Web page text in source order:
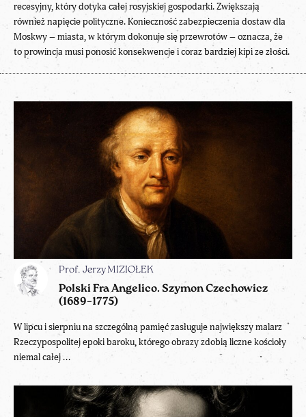
Prof. Jerzy MIZIOŁEK
Polski Fra Angelico. Szymon Czechowicz
(1689–1775)
W lipcu i sierpniu na szczególną pamięć zasługuje największy malarz
Rzeczypospolitej epoki baroku, którego obrazy zdobią liczne kościoły
niemal całej ...
recesyjny, który dotyka całej rosyjskiej gospodarki. Zwiększają
również napięcie polityczne. Konieczność zabezpieczenia dostaw dla
Moskwy – miasta, w którym dokonuje się przewrotów – oznacza, że
to prowincja musi ponosić konsekwencje i coraz bardziej kipi ze złości.